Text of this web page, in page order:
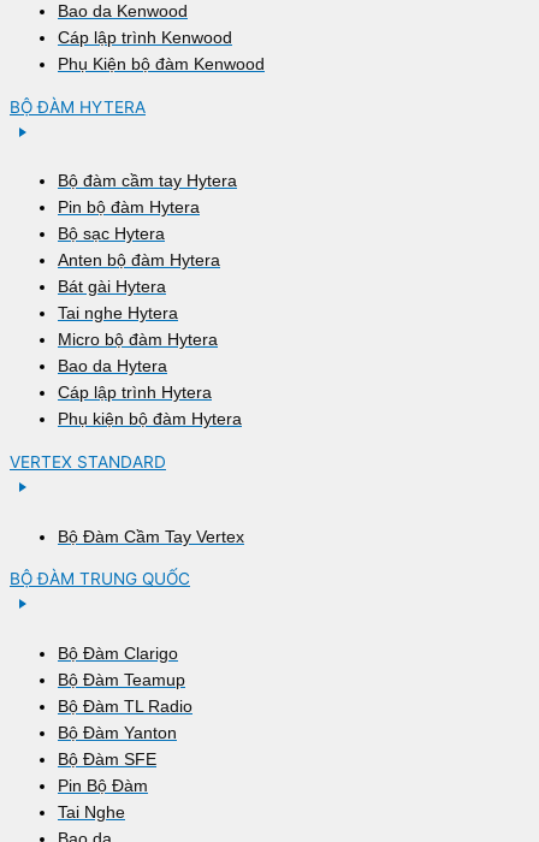
Bao da Kenwood
Cáp lập trình Kenwood
Phụ Kiện bộ đàm Kenwood
BỘ ĐÀM HYTERA
Bộ đàm cầm tay Hytera
Pin bộ đàm Hytera
Bộ sạc Hytera
Anten bộ đàm Hytera
Bát gài Hytera
Tai nghe Hytera
Micro bộ đàm Hytera
Bao da Hytera
Cáp lập trình Hytera
Phụ kiện bộ đàm Hytera
VERTEX STANDARD
Bộ Đàm Cầm Tay Vertex
BỘ ĐÀM TRUNG QUỐC
Bộ Đàm Clarigo
Bộ Đàm Teamup
Bộ Đàm TL Radio
Bộ Đàm Yanton
Bộ Đàm SFE
Pin Bộ Đàm
Tai Nghe